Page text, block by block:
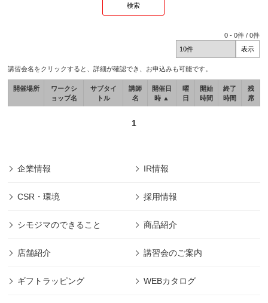
0 -0件 /0件
講習会名をクリックすると、詳細が確認でき、お申込みも可能です。
開催場所
ワークシ
ョップ名
サブタイ
トル
講師
名
開催日
時 ▲
曜
日
開始
時間
終了
時間
残
席
1
企業情報 IR情報
CSR・環境 採用情報
シモジマのできること 商品紹介
店舗紹介 講習会のご案内
ギフトラッピング WEBカタログ